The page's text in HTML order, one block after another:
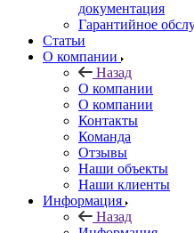
документация
Гарантийное
Статьи
О компании
Назад
О компании
О компании
Контакты
Команда
Отзывы
Наши объекты
Наши клиенты
Информация
Назад